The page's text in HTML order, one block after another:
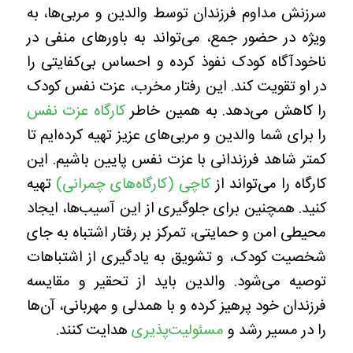
سرزنش مداوم فرزندان توسط والدین و مربی‌ها، به
ویژه در حضور جمع، می‌تواند به باورهای منفی در
ناخودآگاه کودک نفوذ کرده و احساس بی‌کفایتی را
در او تقویت کند. این رفتار مخرب، عزت نفس کودک
را کاهش می‌دهد. به همین خاطرکارگاه عزت نفس
را برای شما والدین و مربی‌های عزیز تهیه کرده‌ایم تا
کمتر شاهد فرزندانی با عزت نفس پایین باشیم. این
کارگاه را می‌تواند ازکاچی (کارگاه‌های چمرانی) تهیه
کنید. همچنین برای جلوگیری از این آسیب‌ها، ایجاد
محیطی امن و حمایتی، تمرکز بر رفتار اشتباه به جای
شخصیت کودک، و تشویق به یادگیری از اشتباهات
توصیه می‌شود. والدین باید از تحقیر و مقایسه
فرزندان خود پرهیز کرده و با همدلی و مهربانی، آن‌ها
را در مسیر رشد ومسئولیت‌پذیریهدایت کنند.